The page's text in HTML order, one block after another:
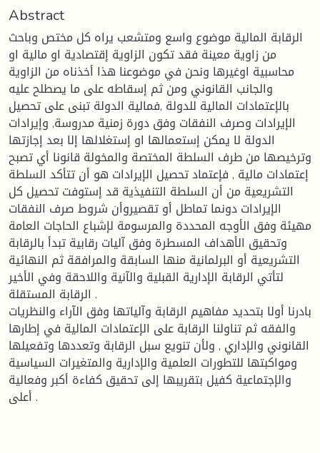
Abstract
الرقابة المالية موضوع واسع ومتشعب يراه كل مختص وباحث
من زاوية معينة فقد تكون الزاوية إقتصادية او مالية او
محاسبية اوغيرها ونحن في موضوعنا هذا أخذناه من الزاوية
والجانب القانوني ومن ثم إسقاطه على ما يصطلح عليه
بالإعتمادات المالية للدولة ,فمالية الدولة تبنى على تحصيل
الإيرادات وصرف النفقات وفق دورة زمنية مدروسة, وإيرادات
الدولة لا يمكن إستعمالها او إستغلالها إلا بعد إجازتها
وترخيصها من طرف السلطة المختصة والمخولة قانونا أي تصبح
إعتمادات مالية , فإعتماد تحصيل الإيرادات هو أن تتأكد السلطة
التشريعية من أن السلطة التنفيذية قد إستوفت تحصيل كل
الإيرادات دونما تماطل أو تقصيروأن شروط صرف النفقات
مهيئة وفق الأوجه المحددة والمرسومة لإشباع الحاجات العامة
وتحقيق الأهداف المسطرة وفق آليات رقابية تبدأ بالرقابة
التشريعية أو البرلمانية منها السابقة والمرافقة ثم النهائية
لتأتي الرقابة الإدارية القبلية والآنية واللاحقة وفي الأخير
الرقابة المستقلة .
بادرنا أولا بتحديد مفاهيم الرقابة وآلياتها وفق الآراء والنظريات
والفقه ثم تناولنا الرقابة على الإعتمادات المالية في إطارها
القانوني والإداري , ولأن تنويع سبل الرقابة وتعددها وتفعيلها
ومواكبتها للتطورات العلمية والإدارية والمتغيرات السياسية
والإجتماعية كفيل بتقريبها إلى تحقيق كفاءة أكبر وفعالية
أعلى .